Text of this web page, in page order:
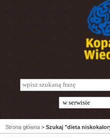
Strona główna > Szukaj "dieta